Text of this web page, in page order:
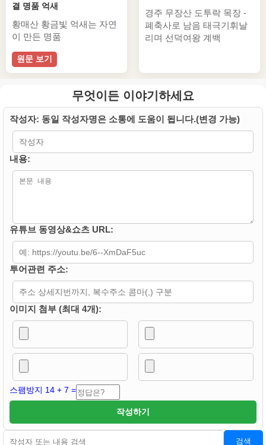
결 명품 억새
황매산 황금빛 억새는 자연
이 만든 명품
원문 보기
경주 무장산 도투락 목장 -
폐축사로 남음 태극기휘날
리며 선덕여왕 계백
무엇이든 이야기하세요
작성자: 동일 작성자명은 소통에 도움이 됩니다.(변경 가능)
내용:
유튜브 동영상&쇼츠 URL:
투어관련 주소:
이미지 첨부 (최대 4개):
스팸방지 14 + 7 =
작성하기
검색